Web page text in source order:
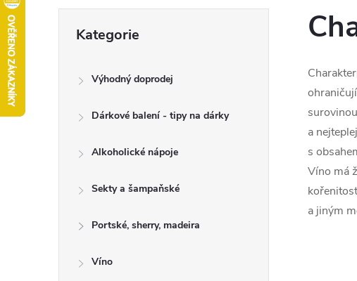
kategorie
Kategorie
Výhodný doprodej
Dárkové balení - tipy na dárky
Alkoholické nápoje
Sekty a šampaňské
Portské, sherry, madeira
Víno
a
s
Víno má
a jiným